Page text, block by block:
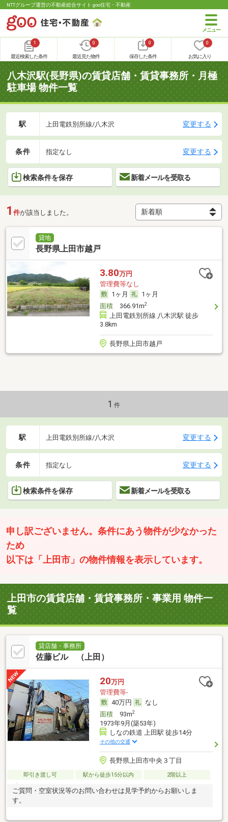
NTTグループ運営の不動産総合サイト goo住宅・不動産
1
最近検索した条件
0
最近見た物件
0
保存した条件
0
お気に入り
八木沢駅(長野県)の賃貸店舗・賃貸事務所・月極
駐車場 物件一覧
駅 上田電鉄別所線/八木沢 変更する
条件 指定なし 変更する
検索条件を保存 新着メールを受取る
1 件が該当しました。
貸地
長野県上田市越戸
3.80万円
管理費等なし
1ヶ月
1ヶ月
面積366.91m2
上田電鉄別所線 八木沢駅 徒歩
3.8km
長野県上田市越戸
1 件
駅 上田電鉄別所線/八木沢 変更する
条件 指定なし 変更する
検索条件を保存 新着メールを受取る
申し訳ございません。条件にあう物件が少なかった
ため
以下は「上田市」の物件情報を表示しています。
上田市の賃貸店舗・賃貸事務所・事業用 物件一
覧
貸店舗・事務所
佐藤ビル （上田）
20万円
管理費等-
40万円
なし
面積93m2
1973年9月(築53年)
しなの鉄道 上田駅 徒歩14分
その他の交通
長野県上田市中央３丁目
即引き渡し可 駅から徒歩15分以内 2階以上
ご質問・空室状況等のお問い合わせは見学予約からお願いしま
す。